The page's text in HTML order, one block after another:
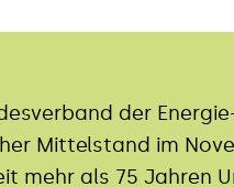
der
Mittelstand im
mehr als 75 Jahren